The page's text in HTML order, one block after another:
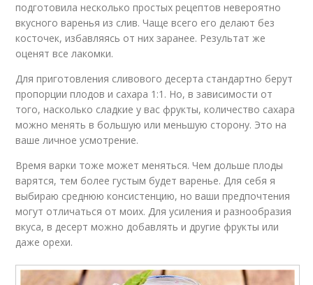
подготовила несколько простых рецептов невероятно
вкусного варенья из слив. Чаще всего его делают без
косточек, избавляясь от них заранее. Результат же
оценят все лакомки.
Для приготовления сливового десерта стандартно берут
пропорции плодов и сахара 1:1. Но, в зависимости от
того, насколько сладкие у вас фрукты, количество сахара
можно менять в большую или меньшую сторону. Это на
ваше личное усмотрение.
Время варки тоже может меняться. Чем дольше плоды
варятся, тем более густым будет варенье. Для себя я
выбираю среднюю консистенцию, но ваши предпочтения
могут отличаться от моих. Для усиления и разнообразия
вкуса, в десерт можно добавлять и другие фрукты или
даже орехи.